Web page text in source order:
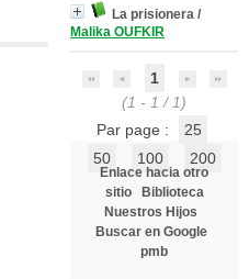
La prisionera /
Malika OUFKIR
1
(1 - 1 / 1)
Par page :
25
50
100 200
Enlace hacia otro
sitio
Biblioteca
Nuestros Hijos
Buscar en Google
pmb